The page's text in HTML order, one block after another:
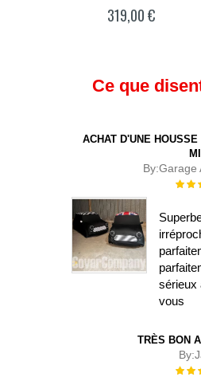
319,00 €
Ce que
ACHAT D'UNE
By:Garage
sérieux
vous
TRÈS BON
By: